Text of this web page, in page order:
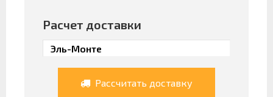
Расчет доставки
Рассчитать доставку